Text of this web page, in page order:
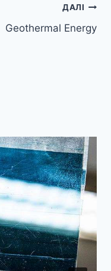
ДАЛІ
Geothermal Energy